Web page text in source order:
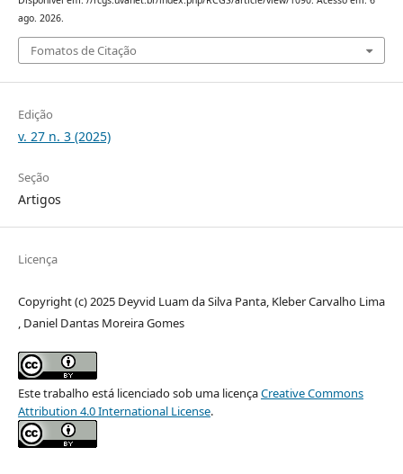
ago. 2026.
Fomatos de Citação
Edição
v. 27 n. 3 (2025)
Seção
Artigos
Licença
Copyright (c) 2025 Deyvid Luam da Silva Panta, Kleber Carvalho Lima
, Daniel Dantas Moreira Gomes
Este trabalho está licenciado sob uma licençaCreative Commons
Attribution 4.0 International License.